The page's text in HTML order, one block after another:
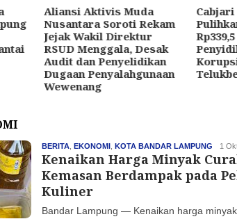
Aliansi Aktivis Muda
Nusantara Soroti Rekam
Jejak Wakil Direktur
RSUD Menggala, Desak
Audit dan Penyelidikan
Dugaan Penyalahgunaan
Wewenang
Cabjari
BERITA, EKONOMI , KOTA BANDAR LAMPUNG haluan
1
Kenaikan Harga Minyak
Kemasan Berdampak pada
Kuliner
Bandar Lampung — Kenaikan harga